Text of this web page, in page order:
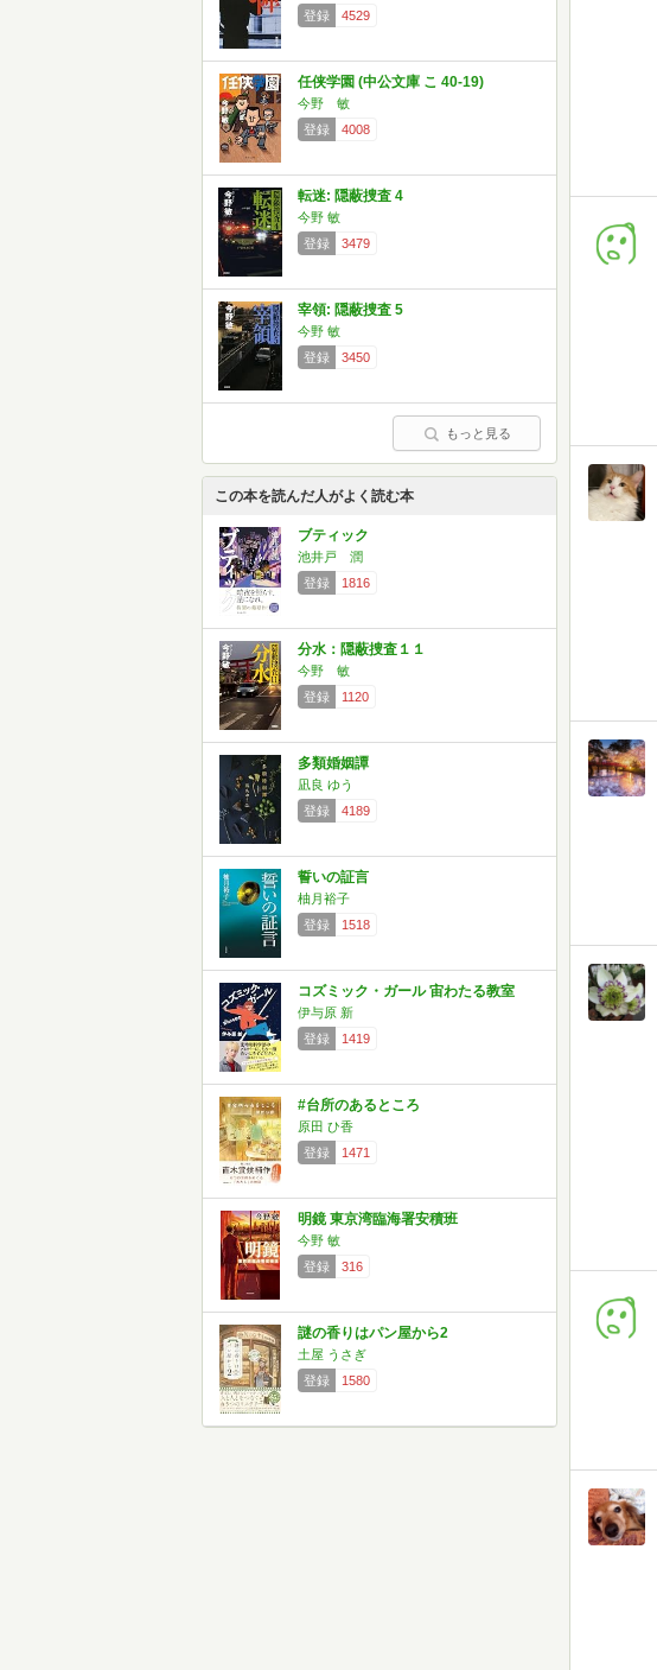
登録
4529
任侠学園 (中公文庫 こ 40-19)
今野 敏
登録
4008
転迷: 隠蔽捜査 4
今野 敏
登録
3479
宰領: 隠蔽捜査 5
今野 敏
登録
3450
もっと見る
この本を読んだ人がよく読む本
ブティック
池井戸 潤
登録
1816
分水：隠蔽捜査１１
今野 敏
登録
1120
多類婚姻譚
凪良 ゆう
登録
4189
誓いの証言
柚月裕子
登録
1518
コズミック・ガール 宙わたる教室
伊与原 新
登録
1419
#台所のあるところ
原田 ひ香
登録
1471
明鏡 東京湾臨海署安積班
今野 敏
登録
316
謎の香りはパン屋から2
土屋 うさぎ
登録
1580